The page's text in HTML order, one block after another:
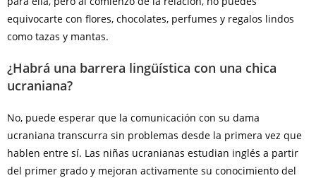
equivocarte con flores, chocolates, perfumes y regalos lindos
como tazas y mantas.
¿Habrá una barrera lingüística con una chica
ucraniana?
No, puede esperar que la comunicación con su dama
ucraniana transcurra sin problemas desde la primera vez que
hablen entre sí. Las niñas ucranianas estudian inglés a partir
del primer grado y mejoran activamente su conocimiento del